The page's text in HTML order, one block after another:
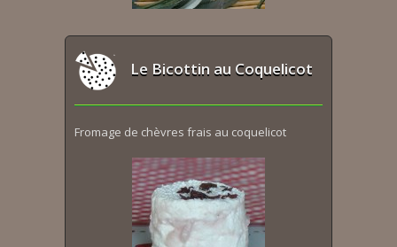
Le Bicottin au Coquelicot
Fromage de chèvres frais au coquelicot